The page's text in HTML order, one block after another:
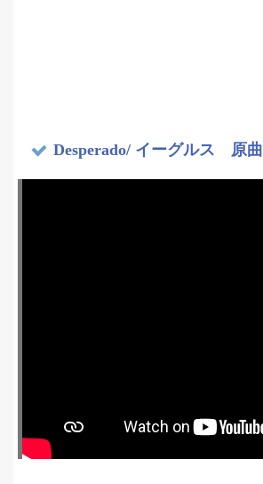
Desperado/ イーグルス 原曲